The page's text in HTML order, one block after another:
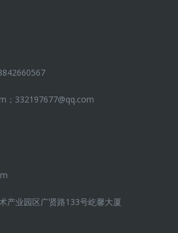
；332197677@qq.com
产业园区广贤路133号屹馨大厦